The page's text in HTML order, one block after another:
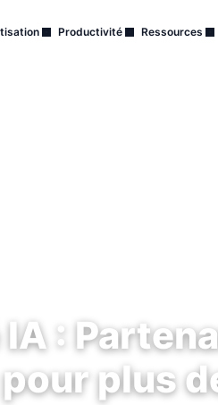
Productivité Ressources
:
plus